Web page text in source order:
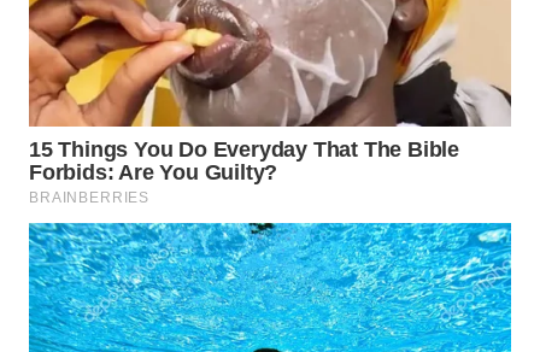
WN
TAPANULI
UTARA
SAMOSIR
WN
PADANG
LAWAS
WN